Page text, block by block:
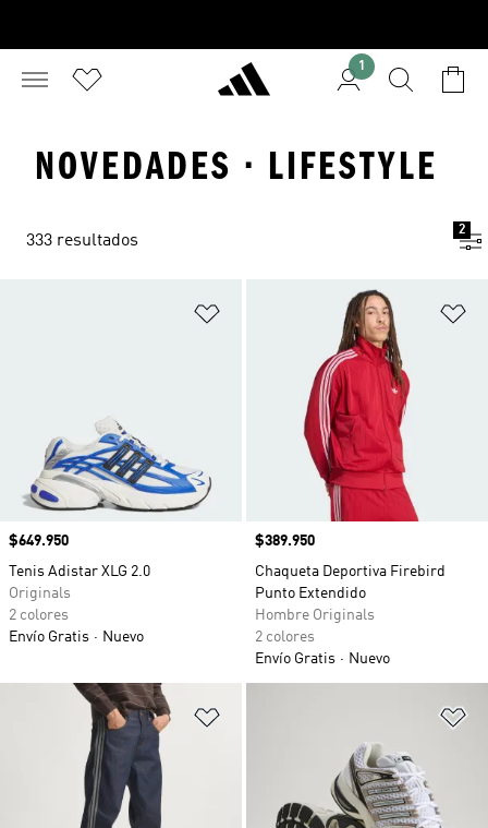
1
NOVEDADES · LIFESTYLE
333 resultados
2
Añadir a la lista de deseos
Precio
$649.950
Tenis Adistar XLG 2.0
Originals
2 colores
Envío Gratis
Nuevo
Precio
$389.950
Chaqueta Deportiva Firebird
Punto Extendido
Hombre Originals
2 colores
Envío Gratis
Nuevo